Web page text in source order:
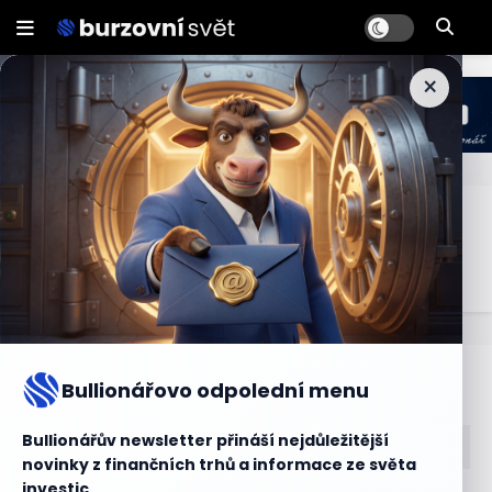
×
Bullionářovo odpolední menu
Bullionářův newsletter přináší nejdůležitější
novinky z finančních trhů a informace ze světa
Custodian
Osoba, která spravuje aktiva, která jsou svěřena klientem.
Bullionářův slovníček